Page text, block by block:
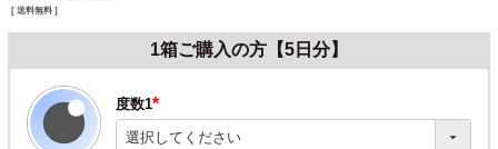
送料無料
1箱ご購入の方【5日分】
度数1
(必
須)